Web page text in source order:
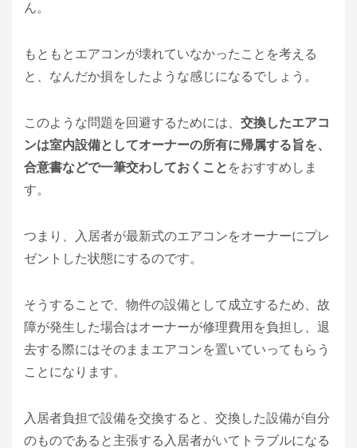
ん。
もともとエアコンが壊れていなかったことを考える
と、なんだか損をしたような感じになるでしょう。
このような問題を回避するためには、 交換したエアコ
ンは室内設備としてオーナーの所有に帰属する旨を、
合意書などで一筆交わしておくこと をおすすめしま
す。
つまり、入居者が最新式のエアコンをオーナーにプレ
ゼントした状態にするのです。
そうすることで、物件の設備として成立するため、故
障が発生した場合はオーナーが修理費用を負担し、退
去する際にはそのままエアコンを置いていってもらう
ことになります。
入居者負担で設備を交換すると、交換した設備が自分
のものであると主張する入居者がいてトラブルになる